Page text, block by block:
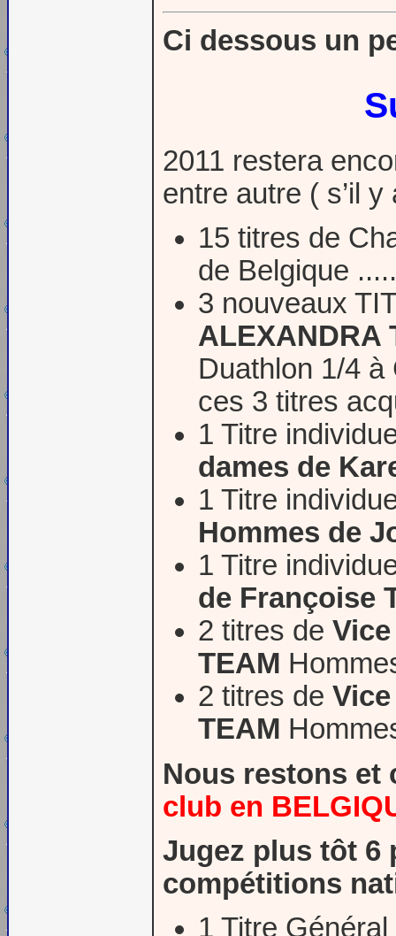
Ci dessous un
2011 restera
entre autre ( s’il
15 titres de
de Belgique
3 nouveaux
ALEXANDRA
Duathlon 1/4
ces 3 titres
1 Titre
dames de
1 Titre
Hommes de
1 Titre
de Françoise
2 titres de
TEAM
2 titres de
TEAM
Nous restons et
club en
Jugez plus tôt 6
compétitions
1 Titre